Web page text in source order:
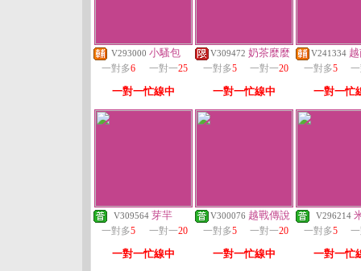
V293000 小騷包
一對多6 一對一25
一對一忙線中
V309472 奶茶麼麼
一對多5 一對一20
一對一忙線中
V241334
一對多5
一對一忙
V309564 芽羋
一對多5 一對一20
一對一忙線中
V300076 越戰傳說
一對多5 一對一20
一對一忙線中
V296214
一對多5
一對一忙